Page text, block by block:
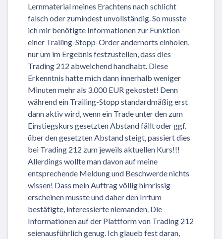
Lernmaterial meines Erachtens nach schlicht
falsch oder zumindest unvollständig. So musste
ich mir benötigte Informationen zur Funktion
einer Trailing-Stopp-Order andernorts einholen,
nur um im Ergebnis festzustellen, dass dies
Trading 212 abweichend handhabt. Diese
Erkenntnis hatte mich dann innerhalb weniger
Minuten mehr als 3.000 EUR gekostet! Denn
während ein Trailing-Stopp standardmäßig erst
dann aktiv wird, wenn ein Trade unter den zum
Einstiegskurs gesetzten Abstand fällt oder ggf.
über den gesetzten Abstand steigt, passiert dies
bei Trading 212 zum jeweils aktuellen Kurs!!!
Allerdings wollte man davon auf meine
entsprechende Meldung und Beschwerde nichts
wissen! Dass mein Auftrag völlig hirnrissig
erscheinen musste und daher den Irrtum
bestätigte, interessierte niemanden. Die
Informationen auf der Plattform von Trading 212
seienausführlich genug. Ich glaueb fest daran,